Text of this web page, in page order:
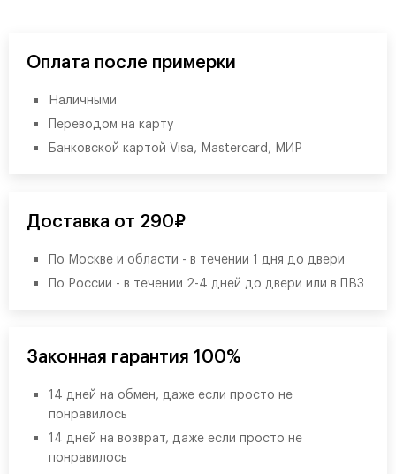
Оплата после примерки
Наличными
Переводом на карту
Банковской картой Visa, Mastercard, МИР
Доставка от 290₽
По Москве и области - в течении 1 дня до двери
По России - в течении 2-4 дней до двери или в ПВЗ
Законная гарантия 100%
14 дней на обмен, даже если просто не
понравилось
14 дней на возврат, даже если просто не
понравилось